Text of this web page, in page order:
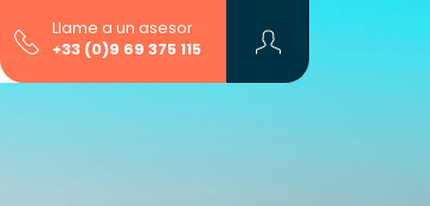
Llame a un asesor
+33 (0)9 69 375 115